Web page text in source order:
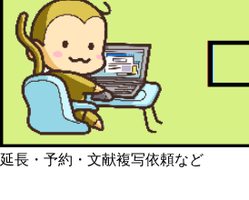
延長・予約・文献複写依頼など